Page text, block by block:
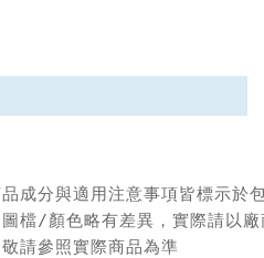
成分與適用注意事項皆標示於
檔/顏色略有差異，實際請以
請參照實際商品為準